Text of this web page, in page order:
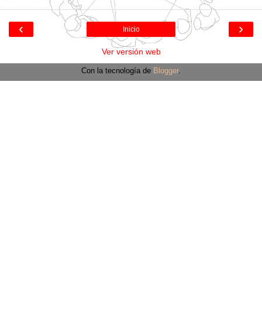
‹ ›
Inicio
Ver versión web
Con la tecnología de Blogger.